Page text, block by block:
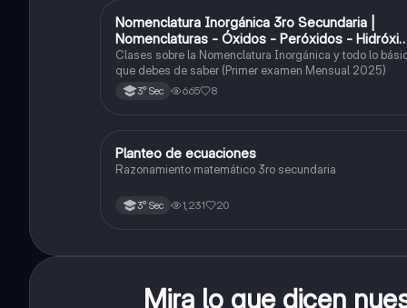
Química
Nomenclatura Inorgánica 3ro Secundaria |
Nomenclaturas - Óxidos - Peróxidos -
o Bases
Clases sobre la Nomenclatura Inorgánica y todo lo
que debes de saber (Primer examen Mensual 2025)
3° Sec 665 8
Matemáticas
Planteo de ecuaciones
Razonamiento matemático 3ro secundaria
3° Sec 1,231 20
Mira lo que dicen